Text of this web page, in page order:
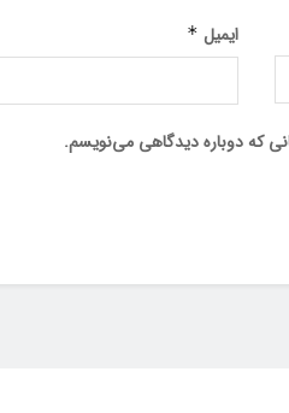
ایمیل *
که دوباره دیدگاهی می‌نویسم.